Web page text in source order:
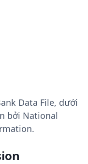
Data File, dưới
bởi National